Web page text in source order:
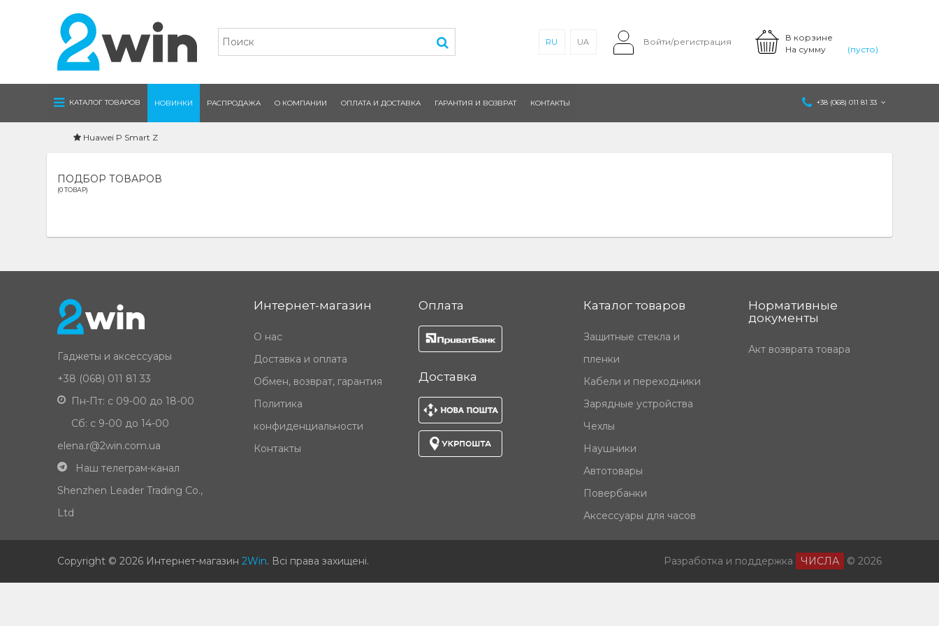
В корзине
На сумму
(пусто)
RU UA Войти/регистрация
КАТАЛОГ ТОВАРОВ НОВИНКИ РАСПРОДАЖА О КОМПАНИИ ОПЛАТА И ДОСТАВКА ГАРАНТИЯ И ВОЗВРАТ КОНТАКТЫ +38 (068) 011 81 33
Huawei P Smart Z
ПОДБОР ТОВАРОВ
(0 ТОВАР)
Гаджеты и аксессуары
+38 (068) 011 81 33
Пн-Пт: с 09-00 до 18-00
Сб: с 9-00 до 14-00
elena.r@2win.com.ua
Наш телеграм-канал
Shenzhen Leader Trading Co.,
Ltd
Интернет-магазин
О нас
Доставка и оплата
Обмен, возврат, гарантия
Политика
конфиденциальности
Контакты
Оплата
Доставка
Каталог товаров
Защитные стекла и
пленки
Кабели и переходники
Зарядные устройства
Чехлы
Наушники
Автотовары
Повербанки
Аксессуары для часов
Нормативные
документы
Акт возврата товара
Copyright © 2026 Интернет-магазин2Win. Всі права захищені. Разработка и поддержка ЧИСЛА © 2026